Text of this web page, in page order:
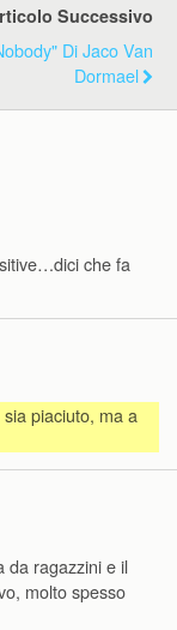
Successivo
Di Jaco Van
Dormael
che fa
piaciuto, ma a
da ragazzini e il
molto spesso